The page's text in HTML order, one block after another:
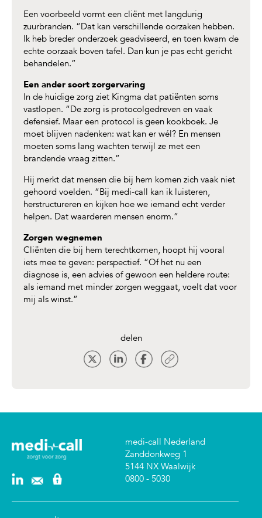
Een voorbeeld vormt een cliënt met langdurig
zuurbranden. “Dat kan verschillende oorzaken hebben.
Ik heb breder onderzoek geadviseerd, en toen kwam de
echte oorzaak boven tafel. Dan kun je pas echt gericht
behandelen.”
Een ander soort zorgervaring
In de huidige zorg ziet Kingma dat patiënten soms
vastlopen. “De zorg is protocolgedreven en vaak
defensief. Maar een protocol is geen kookboek. Je
moet blijven nadenken: wat kan er wél? En mensen
moeten soms lang wachten terwijl ze met een
brandende vraag zitten.”
Hij merkt dat mensen die bij hem komen zich vaak niet
gehoord voelden. “Bij medi-call kan ik luisteren,
herstructureren en kijken hoe we iemand echt verder
helpen. Dat waarderen mensen enorm.”
Zorgen wegnemen
Cliënten die bij hem terechtkomen, hoopt hij vooral
iets mee te geven: perspectief. “Of het nu een
diagnose is, een advies of gewoon een heldere route:
als iemand met minder zorgen weggaat, voelt dat voor
mij als winst.”
delen
medi-call Nederland
Zanddonkweg 1
5144 NX Waalwijk
0800 - 5030